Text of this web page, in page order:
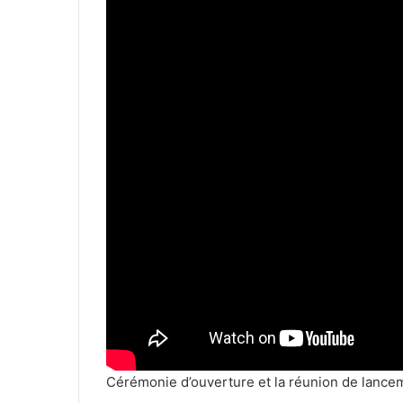
Cérémonie d’ouverture et la réunion de